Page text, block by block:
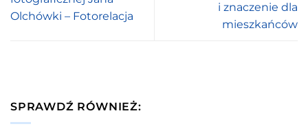
Olchówki – Fotorelacja
i znaczenie dla
mieszkańców
SPRAWDŹ RÓWNIEŻ: